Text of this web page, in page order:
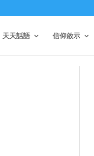
天天話語 信仰啟示